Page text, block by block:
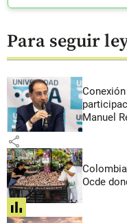
Para seguir
Manuel
share
Ocde
share